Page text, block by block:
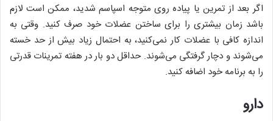
اگر بعد از تمرین یا پیاده روی متوجه اسپاسم شدید، ممکن است لازم
باشد زمان بیشتری را برای ساختن عضلات خود صرف کنید. وقتی به
اندازه کافی با عضلات کار نمی‌کنید، به احتمال زیاد بیش از حد خسته
می‌شوند و دچار گرفتگی می‌شوند. حداقل دو بار در هفته تمرینات قدرتی
را به برنامه خود اضافه کنید.
دارو